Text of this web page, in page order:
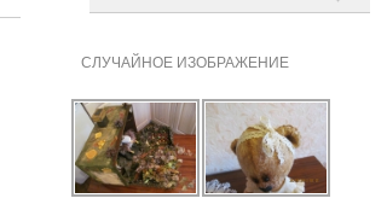
СЛУЧАЙНОЕ ИЗОБРАЖЕНИЕ